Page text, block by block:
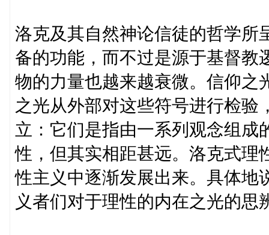
洛克及其自然神论信徒的哲学所
备的功能，而不过是源于基督教
物的力量也越来越衰微。信仰之
之光从外部对这些符号进行检验
立：它们是指由一系列观念组成
性，但其实相距甚远。洛克式理
性主义中逐渐发展出来。具体地
义者们对于理性的内在之光的思